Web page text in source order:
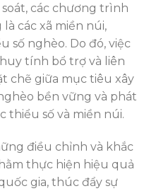
các chương trình
các xã miền núi,
số nghèo. Do đó, việc
tính bổ trợ và liên
chẽ giữa mục tiêu xây
bền vững và phát
thiểu số và miền núi.
điều chỉnh và khắc
thực hiện hiệu quả
gia, thúc đẩy sự